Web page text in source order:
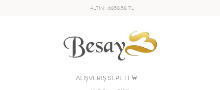
ALTIN : 6858.58 TL
ALIŞVERİŞ SEPETİ